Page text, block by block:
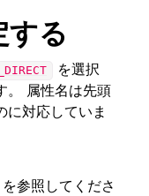
する
を選択
。 属性名は先頭
に対応していま
を参照してくださ